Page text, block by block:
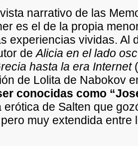
narrativo de las
es el de la propia
experiencias vividas. Al
deAlicia en el lado
hasta la era Internet
de Lolita de Nabokov
conocidas como
erótica de Salten que
muy extendida entre